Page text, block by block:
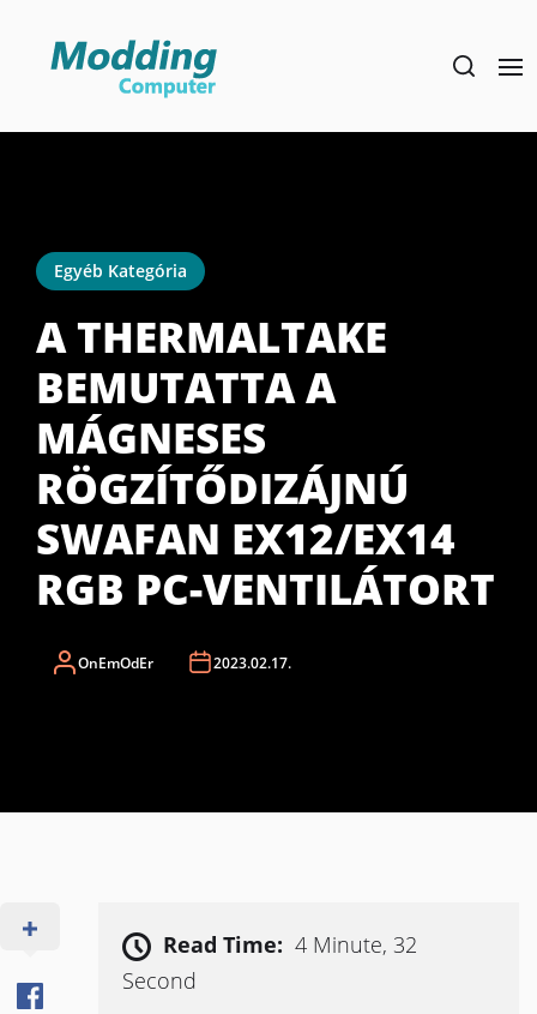
Egyéb Kategória
A THERMALTAKE
BEMUTATTA A
MÁGNESES
RÖGZÍTŐDIZÁJNÚ
SWAFAN EX12/EX14
RGB PC-VENTILÁTORT
OnEmOdEr 2023.02.17.
Read Time: 4 Minute, 32
Second